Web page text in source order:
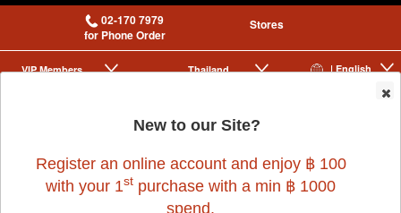
02-170 7979
for Phone Order
Stores
| English
Thailand
VIP Membership
|
New to our Site?
Register an online account and enjoy ฿ 100
with your 1st purchase with a min ฿ 1000
spend.